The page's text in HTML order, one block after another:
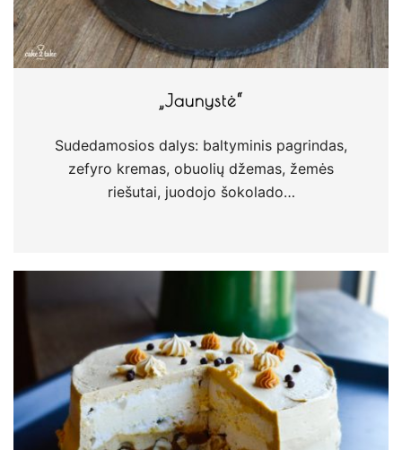
„Jaunystė“
Sudedamosios dalys: baltyminis pagrindas,
zefyro kremas, obuolių džemas, žemės
riešutai, juodojo šokolado…